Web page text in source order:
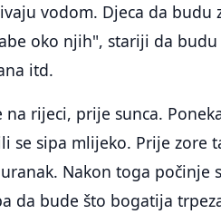
vodom. Djeca da budu
oko njih", stariji da
itd.
rijeci, prije sunca.
se sipa mlijeko. Prije zore
Nakon toga počinje
da bude što bogatija